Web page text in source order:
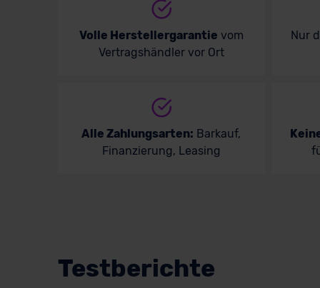
Volle Herstellergarantie vom
Vertragshändler vor Ort
Nur
Alle Zahlungsarten: Barkauf,
Finanzierung, Leasing
Testberichte